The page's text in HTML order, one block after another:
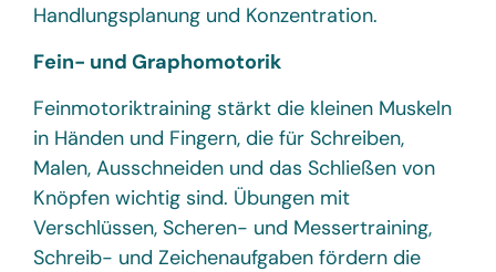
Handlungsplanung und Konzentration.
Fein- und Graphomotorik
Feinmotoriktraining stärkt die kleinen Muskeln
in Händen und Fingern, die für Schreiben,
Malen, Ausschneiden und das Schließen von
Knöpfen wichtig sind. Übungen mit
Verschlüssen, Scheren- und Messertraining,
Schreib- und Zeichenaufgaben fördern die